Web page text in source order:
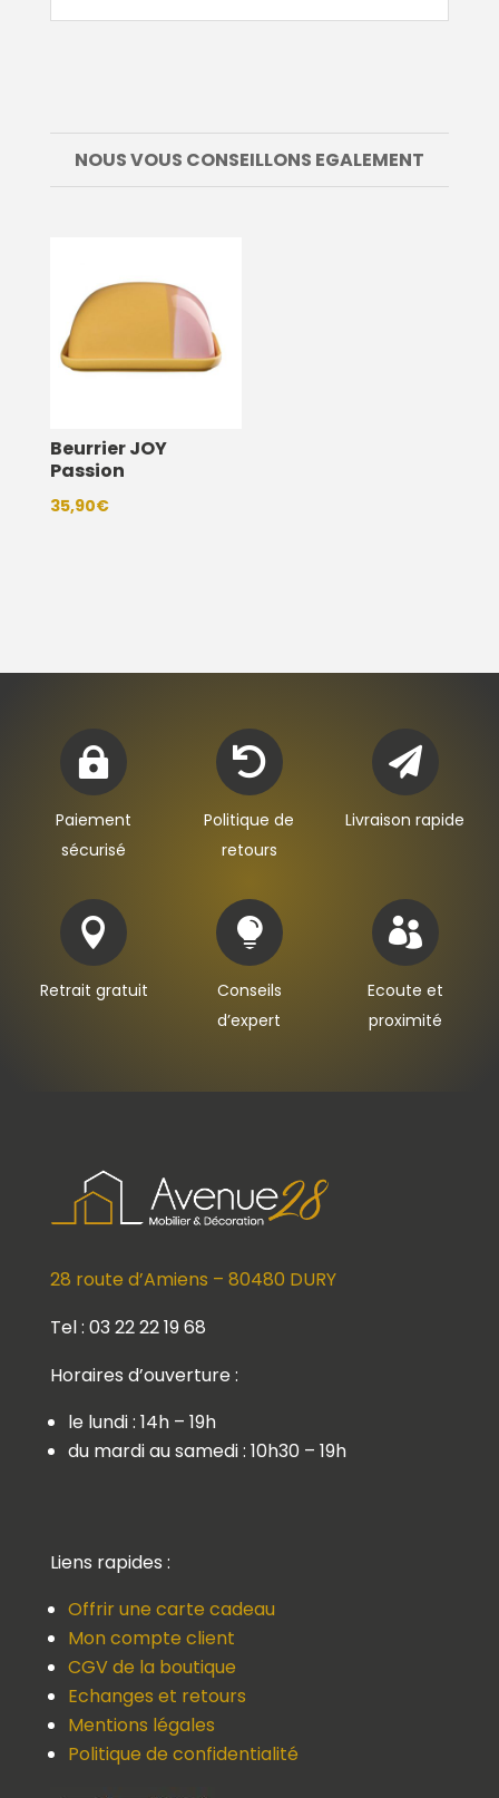
NOUS VOUS CONSEILLONS EGALEMENT
Beurrier JOY
Passion
35,90€

Paiement
sécurisé

Politique de
retours

Livraison rapide

Retrait gratuit

Conseils
d’expert

Ecoute et
proximité
28 route d’Amiens – 80480 DURY
Tel : 03 22 22 19 68
Horaires d’ouverture :
le lundi : 14h – 19h
du mardi au samedi : 10h30 – 19h
Liens rapides :
Offrir une carte cadeau
Mon compte client
CGV de la boutique
Echanges et retours
Mentions légales
Politique de confidentialité